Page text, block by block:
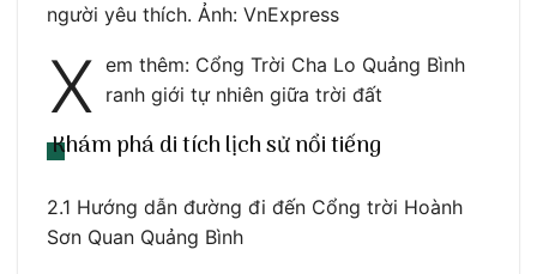
người yêu thích. Ảnh: VnExpress
X em thêm: Cổng Trời Cha Lo Quảng Bình
ranh giới tự nhiên giữa trời đất
Khám phá di tích lịch sử nổi tiếng
2.1 Hướng dẫn đường đi đến Cổng trời Hoành
Sơn Quan Quảng Bình